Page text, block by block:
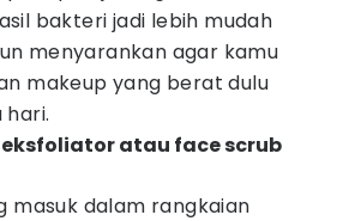
bakteri jadi lebih mudah
menyarankan agar kamu
makeup yang berat dulu
atau face scrub
masuk dalam rangkaian